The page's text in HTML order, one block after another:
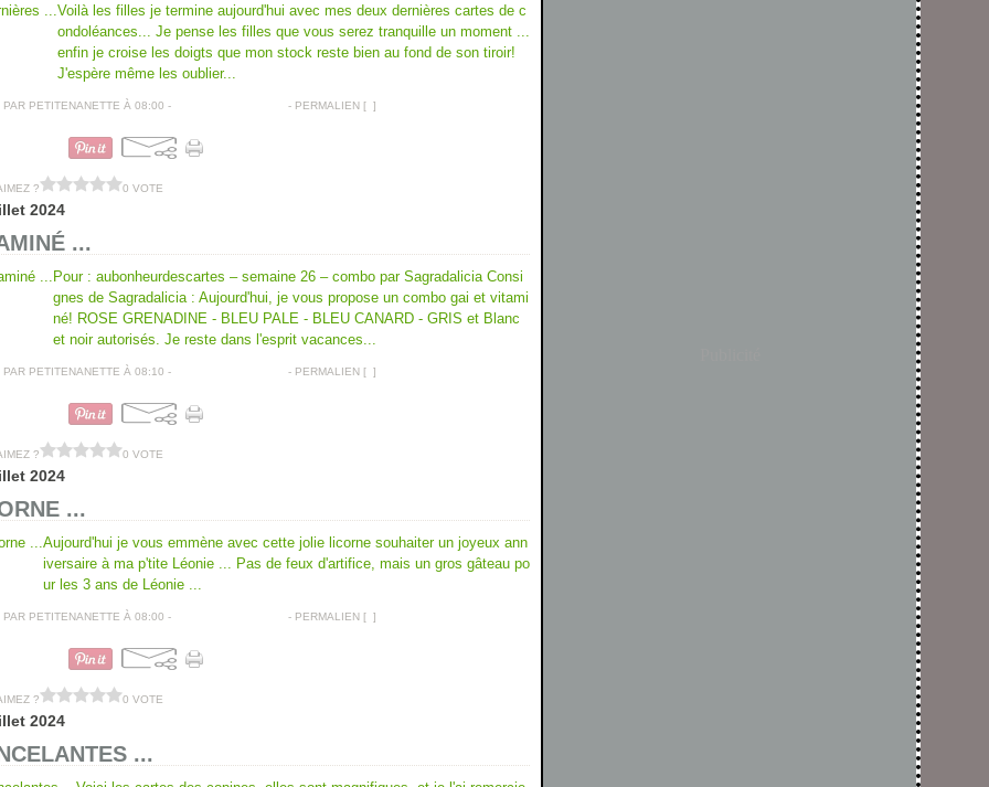
Voilà les filles je termine aujourd'hui avec mes deux dernières cartes de c
ondoléances... Je pense les filles que vous serez tranquille un moment ...
enfin je croise les doigts que mon stock reste bien au fond de son tiroir!
J'espère même les oublier...
PAR PETITENANETTE À 08:00 - - PERMALIEN [# ]
? 0 VOTE
2024
...
Pour : aubonheurdescartes – semaine 26 – combo par Sagradalicia Consi
gnes de Sagradalicia : Aujourd'hui, je vous propose un combo gai et vitami
né! ROSE GRENADINE - BLEU PALE - BLEU CANARD - GRIS et Blanc
et noir autorisés. Je reste dans l'esprit vacances...
PAR PETITENANETTE À 08:10 - - PERMALIEN [# ]
? 0 VOTE
2024
...
Aujourd'hui je vous emmène avec cette jolie licorne souhaiter un joyeux ann
iversaire à ma p'tite Léonie ... Pas de feux d'artifice, mais un gros gâteau po
ur les 3 ans de Léonie ...
PAR PETITENANETTE À 08:00 - - PERMALIEN [# ]
? 0 VOTE
2024
...